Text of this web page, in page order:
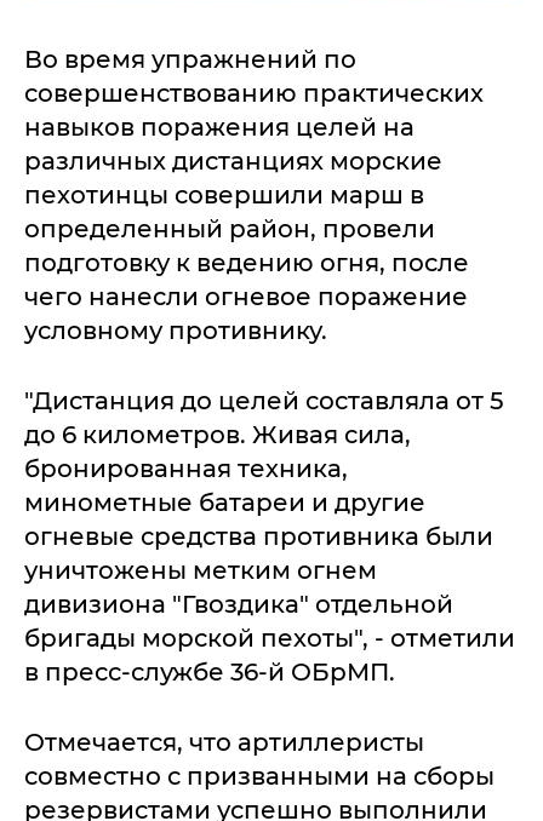
Во время упражнений по
совершенствованию практических
навыков поражения целей на
различных дистанциях морские
пехотинцы совершили марш в
определенный район, провели
подготовку к ведению огня, после
чего нанесли огневое поражение
условному противнику.
"Дистанция до целей составляла от 5
до 6 километров. Живая сила,
бронированная техника,
минометные батареи и другие
огневые средства противника были
уничтожены метким огнем
дивизиона "Гвоздика" отдельной
бригады морской пехоты", - отметили
в пресс-службе 36-й ОБрМП.
Отмечается, что артиллеристы
совместно с призванными на сборы
резервистами успешно выполнили